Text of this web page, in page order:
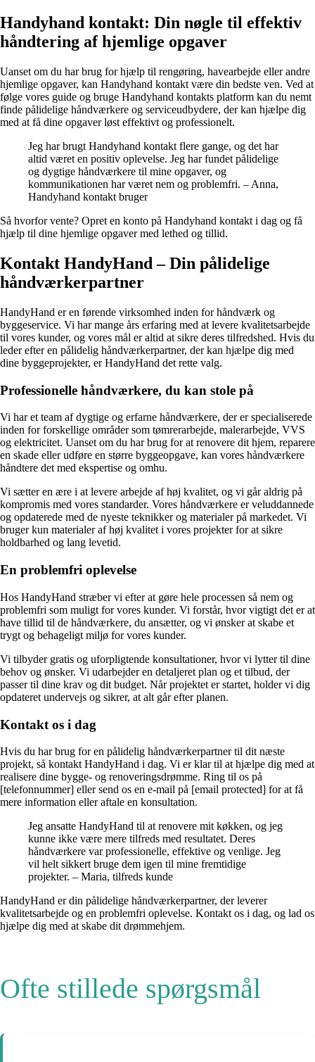
Handyhand kontakt: Din nøgle til effektiv
håndtering af hjemlige opgaver
Uanset om du har brug for hjælp til rengøring, havearbejde eller andre
hjemlige opgaver, kan Handyhand kontakt være din bedste ven. Ved at
følge vores guide og bruge Handyhand kontakts platform kan du nemt
finde pålidelige håndværkere og serviceudbydere, der kan hjælpe dig
med at få dine opgaver løst effektivt og professionelt.
Jeg har brugt Handyhand kontakt flere gange, og det har
altid været en positiv oplevelse. Jeg har fundet pålidelige
og dygtige håndværkere til mine opgaver, og
kommunikationen har været nem og problemfri. – Anna,
Handyhand kontakt bruger
Så hvorfor vente? Opret en konto på Handyhand kontakt i dag og få
hjælp til dine hjemlige opgaver med lethed og tillid.
Kontakt HandyHand – Din pålidelige
håndværkerpartner
HandyHand er en førende virksomhed inden for håndværk og
byggeservice. Vi har mange års erfaring med at levere kvalitetsarbejde
til vores kunder, og vores mål er altid at sikre deres tilfredshed. Hvis du
leder efter en pålidelig håndværkerpartner, der kan hjælpe dig med
dine byggeprojekter, er HandyHand det rette valg.
Professionelle håndværkere, du kan stole på
Vi har et team af dygtige og erfarne håndværkere, der er specialiserede
inden for forskellige områder som tømrerarbejde, malerarbejde, VVS
og elektricitet. Uanset om du har brug for at renovere dit hjem, reparere
en skade eller udføre en større byggeopgave, kan vores håndværkere
håndtere det med ekspertise og omhu.
Vi sætter en ære i at levere arbejde af høj kvalitet, og vi går aldrig på
kompromis med vores standarder. Vores håndværkere er veluddannede
og opdaterede med de nyeste teknikker og materialer på markedet. Vi
bruger kun materialer af høj kvalitet i vores projekter for at sikre
holdbarhed og lang levetid.
En problemfri oplevelse
Hos HandyHand stræber vi efter at gøre hele processen så nem og
problemfri som muligt for vores kunder. Vi forstår, hvor vigtigt det er at
have tillid til de håndværkere, du ansætter, og vi ønsker at skabe et
trygt og behageligt miljø for vores kunder.
Vi tilbyder gratis og uforpligtende konsultationer, hvor vi lytter til dine
behov og ønsker. Vi udarbejder en detaljeret plan og et tilbud, der
passer til dine krav og dit budget. Når projektet er startet, holder vi dig
opdateret undervejs og sikrer, at alt går efter planen.
Kontakt os i dag
Hvis du har brug for en pålidelig håndværkerpartner til dit næste
projekt, så kontakt HandyHand i dag. Vi er klar til at hjælpe dig med at
realisere dine bygge- og renoveringsdrømme. Ring til os på
[telefonnummer] eller send os en e-mail på [email protected] for at få
mere information eller aftale en konsultation.
Jeg ansatte HandyHand til at renovere mit køkken, og jeg
kunne ikke være mere tilfreds med resultatet. Deres
håndværkere var professionelle, effektive og venlige. Jeg
vil helt sikkert bruge dem igen til mine fremtidige
projekter. – Maria, tilfreds kunde
HandyHand er din pålidelige håndværkerpartner, der leverer
kvalitetsarbejde og en problemfri oplevelse. Kontakt os i dag, og lad os
hjælpe dig med at skabe dit drømmehjem.
Ofte stillede spørgsmål